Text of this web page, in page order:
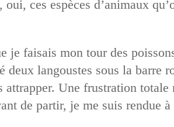
ces espèces d’animaux
je faisais mon tour des
deux langoustes sous la
attrapper. Une frustration
de partir, je me suis rendue